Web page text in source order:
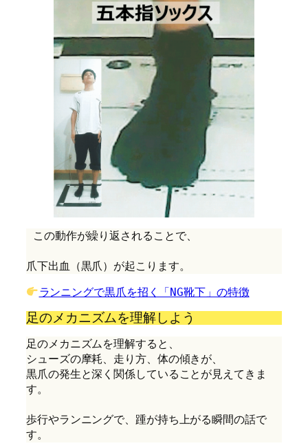
この動作が繰り返されることで、
爪下出血（黒爪）が起こります。
ランニングで黒爪を招く「NG靴下」の特徴
足のメカニズムを理解しよう
足のメカニズムを理解すると、
シューズの摩耗、走り方、体の傾きが、
黒爪の発生と深く関係していることが見えてきま
す。
歩行やランニングで、踵が持ち上がる瞬間の話で
す。